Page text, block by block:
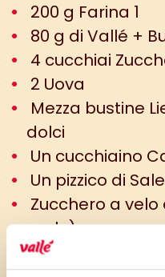
200 g Farina 1
80 g di Vallé +
4 cucchiai
2 Uova
Mezza bustine
dolci
Un cucchiaino
Un pizzico di Sale
Zucchero a
reale)
Minuti